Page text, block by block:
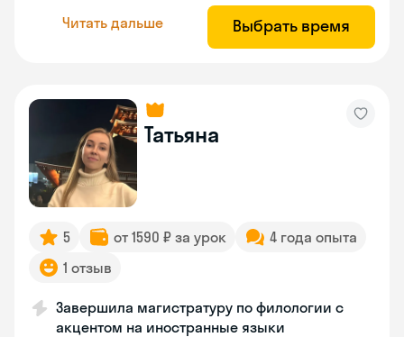
Читать дальше Выбрать время
Татьяна
5 от 1590 ₽ за урок
4 года опыта
1 отзыв
Завершила магистратуру по филологии с
акцентом на иностранные языки